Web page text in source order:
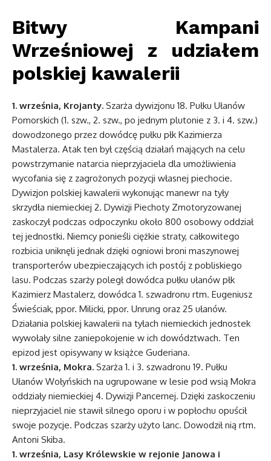
Bitwy Kampani
Wrześniowej z udziałem
polskiej kawalerii
1. września, Krojanty. Szarża dywizjonu 18. Pułku Ułanów
Pomorskich (1. szw., 2. szw., po jednym plutonie z 3. i 4. szw.)
dowodzonego przez dowódcę pułku płk Kazimierza
Mastalerza. Atak ten był częścią działań mających na celu
powstrzymanie natarcia nieprzyjaciela dla umożliwienia
wycofania się z zagrożonych pozycji własnej piechocie.
Dywizjon polskiej kawalerii wykonując manewr na tyły
skrzydła niemieckiej 2. Dywizji Piechoty Zmotoryzowanej
zaskoczył podczas odpoczynku około 800 osobowy oddział
tej jednostki. Niemcy ponieśli ciężkie straty, całkowitego
rozbicia uniknęli jednak dzięki ogniowi broni maszynowej
transporterów ubezpieczających ich postój z pobliskiego
lasu. Podczas szarży poległ dowódca pułku ułanów płk
Kazimierz Mastalerz, dowódca 1. szwadronu rtm. Eugeniusz
Świeściak, ppor. Milicki, ppor. Unrung oraz 25 ułanów.
Działania polskiej kawalerii na tyłach niemieckich jednostek
wywołały silne zaniepokojenie w ich dowództwach. Ten
epizod jest opisywany w książce Guderiana.
1. września, Mokra. Szarża 1. i 3. szwadronu 19. Pułku
Ułanów Wołyńskich na ugrupowane w lesie pod wsią Mokra
oddziały niemieckiej 4. Dywizji Pancernej. Dzięki zaskoczeniu
nieprzyjaciel nie stawił silnego oporu i w popłochu opuścił
swoje pozycje. Podczas szarży użyto lanc. Dowodził nią rtm.
Antoni Skiba.
1. września, Lasy Królewskie w rejonie Janowa i